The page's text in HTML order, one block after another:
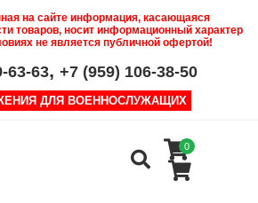
на сайте информация, касающаяся
товаров, носит информационный характер
не является публичной офертой!
63-63, +7 (959) 106-38-50
ДЛЯ ВОЕННОСЛУЖАЩИХ
0